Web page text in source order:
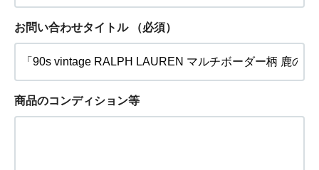
お問い合わせタイトル （必須）
商品のコンディション等